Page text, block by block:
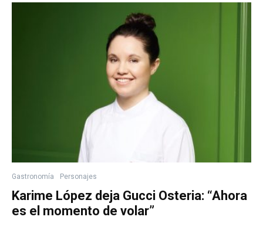
Gastronomía Personajes
Karime López deja Gucci Osteria: “Ahora
es el momento de volar”